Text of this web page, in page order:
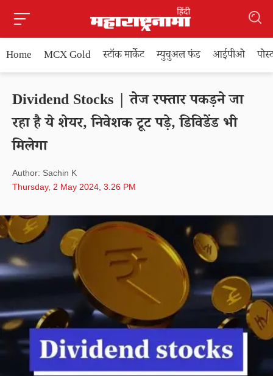
Home MCX Gold स्टॉक मार्केट म्युचुअल फंड आईपीओ
Dividend Stocks | तेज रफ्तार पकड़ने जा
रहा है ये शेयर, निवेशक टूट पड़े, डिविडेंड भी
मिलेगा
Author: Sachin K
Thursday, 2 May 2024, 3.26 PM